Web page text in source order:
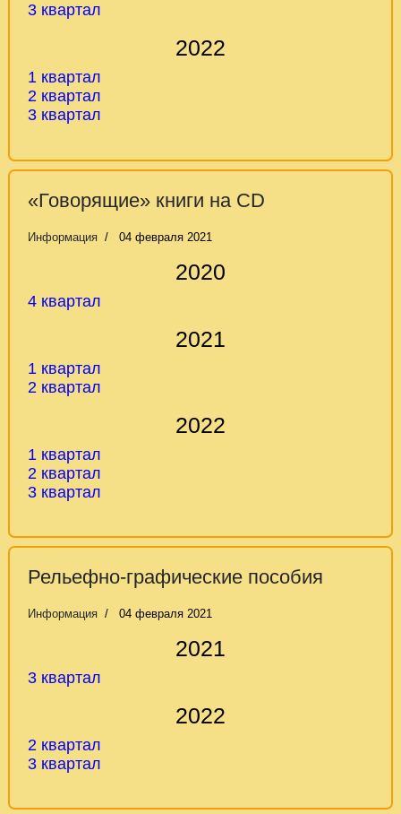
3 квартал
2022
1 квартал
2 квартал
3 квартал
«Говорящие» книги на CD
Информация 04 февраля 2021
2020
4 квартал
2021
1 квартал
2 квартал
2022
1 квартал
2 квартал
3 квартал
Рельефно-графические пособия
Информация 04 февраля 2021
2021
3 квартал
2022
2 квартал
3 квартал